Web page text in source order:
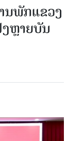
ນພັກແຂວງ
ຫຼາຍບັນ